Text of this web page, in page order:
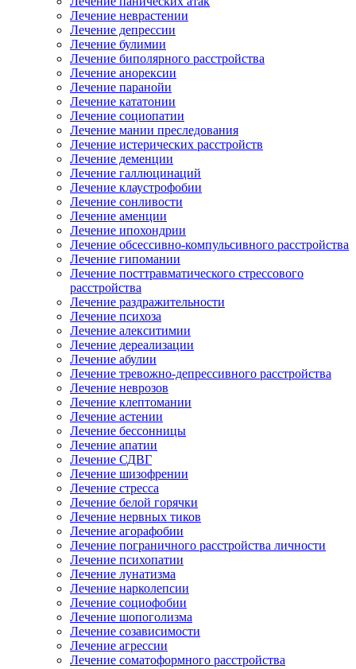
Лечение неврастении
Лечение депрессии
Лечение булимии
Лечение биполярного расстройства
Лечение анорексии
Лечение паранойи
Лечение кататонии
Лечение социопатии
Лечение мании преследования
Лечение истерических расстройств
Лечение деменции
Лечение галлюцинаций
Лечение клаустрофобии
Лечение сонливости
Лечение аменции
Лечение ипохондрии
Лечение обсессивно-компульсивного расстройства
Лечение гипомании
Лечение посттравматического стрессового
расстройства
Лечение раздражительности
Лечение психоза
Лечение алекситимии
Лечение дереализации
Лечение абулии
Лечение тревожно-депрессивного расстройства
Лечение неврозов
Лечение клептомании
Лечение астении
Лечение бессонницы
Лечение апатии
Лечение СДВГ
Лечение шизофрении
Лечение стресса
Лечение белой горячки
Лечение нервных тиков
Лечение агорафобии
Лечение пограничного расстройства личности
Лечение психопатии
Лечение лунатизма
Лечение нарколепсии
Лечение социофобии
Лечение шопоголизма
Лечение созависимости
Лечение агрессии
Лечение соматоформного расстройства